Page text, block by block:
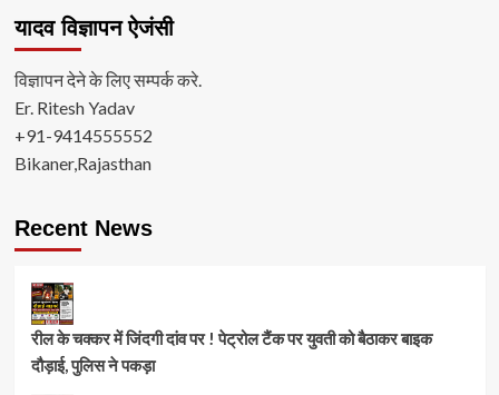
यादव विज्ञापन ऐजंसी
विज्ञापन देने के लिए सम्पर्क करे.
Er. Ritesh Yadav
+91-9414555552
Bikaner,Rajasthan
Recent News
रील के चक्कर में जिंदगी दांव पर ! पेट्रोल टैंक पर युवती को बैठाकर बाइक
दौड़ाई, पुलिस ने पकड़ा